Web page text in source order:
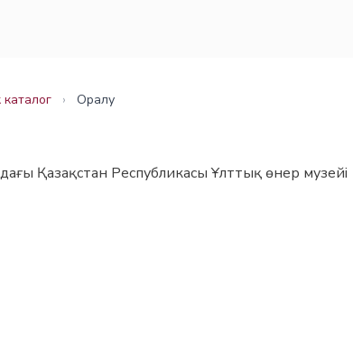
каталог › Оралу
Қазақстан Республикасы Ұлттық өнер музейі